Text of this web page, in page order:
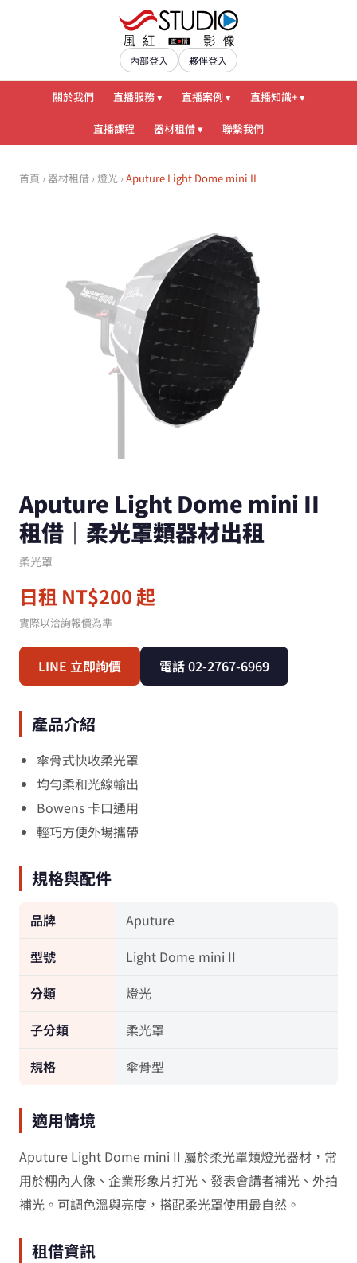
內部登入 夥伴登入
關於我們 直播服務 ▾ 直播案例 ▾ 直播知識+ ▾
直播課程 器材租借 ▾ 聯繫我們
首頁 ›器材租借 ›燈光 ›Aputure Light Dome mini II
Aputure Light Dome mini II
租借｜柔光罩類器材出租
柔光罩
日租 NT$200 起
實際以洽詢報價為準
LINE 立即詢價 電話 02-2767-6969
產品介紹
傘骨式快收柔光罩
均勻柔和光線輸出
Bowens 卡口通用
輕巧方便外場攜帶
規格與配件
品牌
Aputure
型號
Light Dome mini II
分類
燈光
子分類
柔光罩
規格
傘骨型
適用情境
Aputure Light Dome mini II 屬於柔光罩類燈光器材，常
用於棚內人像、企業形象片打光、發表會講者補光、外拍
補光。可調色溫與亮度，搭配柔光罩使用最自然。
租借資訊